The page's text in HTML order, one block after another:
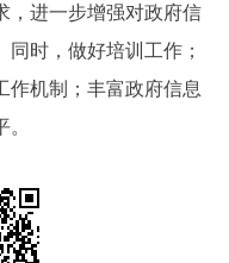
进一步增强对政府信
时，做好培训工作；
作机制；丰富政府信息